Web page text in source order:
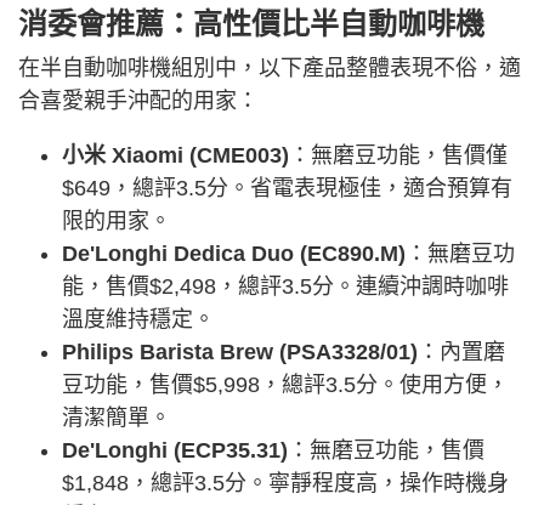
消委會推薦：高性價比半自動咖啡機
在半自動咖啡機組別中，以下產品整體表現不俗，適
合喜愛親手沖配的用家：
小米 Xiaomi (CME003) ：無磨豆功能，售價僅
$649，總評3.5分。省電表現極佳，適合預算有
限的用家。
De'Longhi Dedica Duo (EC890.M) ：無磨豆功
能，售價$2,498，總評3.5分。連續沖調時咖啡
溫度維持穩定。
Philips Barista Brew (PSA3328/01) ：內置磨
豆功能，售價$5,998，總評3.5分。使用方便，
清潔簡單。
De'Longhi (ECP35.31) ：無磨豆功能，售價
$1,848，總評3.5分。寧靜程度高，操作時機身